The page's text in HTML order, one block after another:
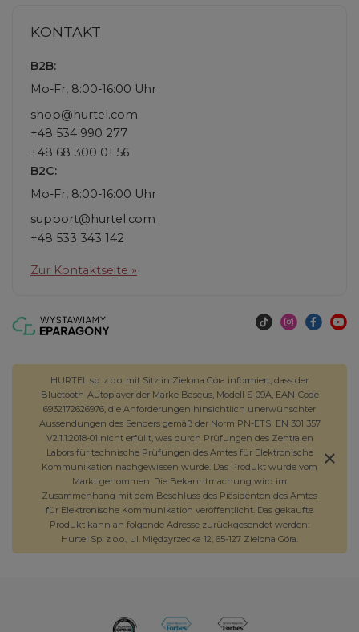
KONTAKT
B2B:
Mo-Fr, 8:00-16:00 Uhr
shop@hurtel.com
+48 534 990 277
+48 68 300 01 56
B2C:
Mo-Fr, 8:00-16:00 Uhr
support@hurtel.com
+48 533 343 142
Zur Kontaktseite »
HURTEL sp. z o.o. mit Sitz in Zielona Góra informiert, dass der
Bluetooth-Autoplayer der Marke Baseus, Modell S-09A, EAN-Code
6932172626976, die Anforderungen hinsichtlich unerwünschter
Aussendungen des Senders gemäß der Norm PN-ETSI EN 301 357
V2.1.1:2018-01 nicht erfüllt, was durch Prüfungen des Zentralen
Labors für technische Prüfungen des Amtes für Elektronische
Kommunikation nachgewiesen wurde. Das Produkt wurde vom
Markt genommen. Die Bekanntmachung wird im
Zusammenhang mit dem Beschluss des Präsidenten des Amtes
für Elektronische Kommunikation veröffentlicht. Das gekaufte
Produkt kann an folgende Adresse zurückgesendet werden:
Hurtel Sp. z o.o., ul. Międzyrzecka 12, 65-127 Zielona Góra.